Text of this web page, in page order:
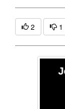
2 1